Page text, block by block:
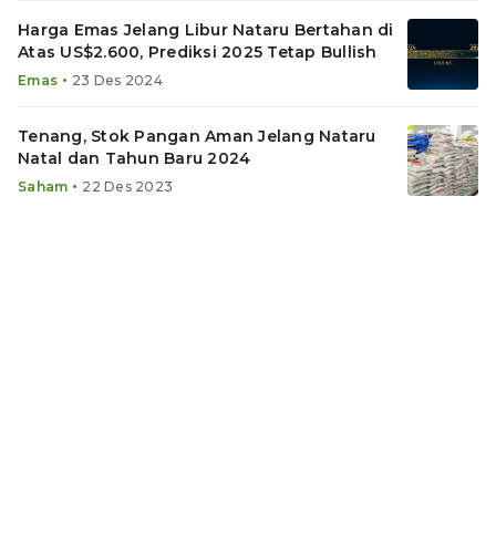
Harga Emas Jelang Libur Nataru Bertahan di
Atas US$2.600, Prediksi 2025 Tetap Bullish
Emas • 23 Des 2024
Tenang, Stok Pangan Aman Jelang Nataru
Natal dan Tahun Baru 2024
Saham • 22 Des 2023